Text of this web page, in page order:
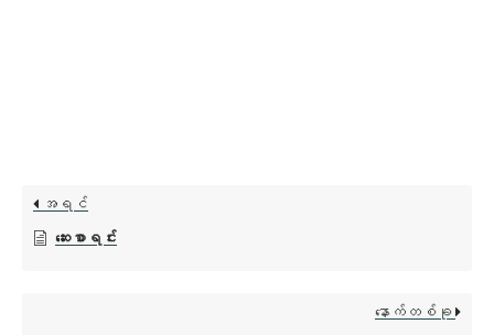
အရင်
ဆေးစာရင်း
နောက်တစ်ခု